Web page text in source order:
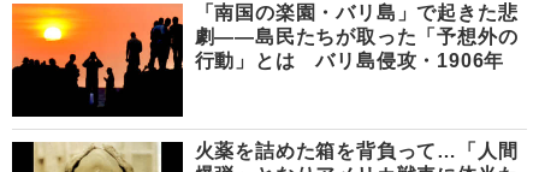
「南国の楽園・バリ島」で起きた悲
劇――島民たちが取った「予想外の
行動」とは バリ島侵攻・1906年
火薬を詰めた箱を背負って…「人間